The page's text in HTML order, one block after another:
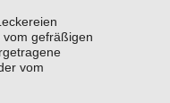
gefräßigen
vom